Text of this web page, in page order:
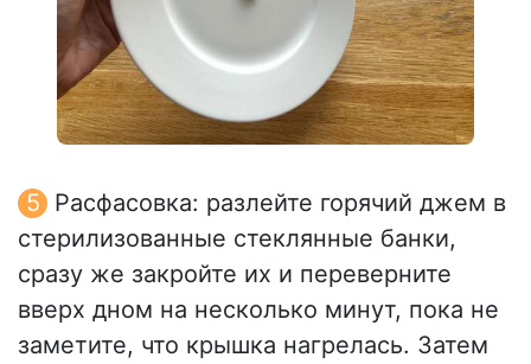
Расфасовка: разлейте горячий джем в
стерилизованные стеклянные банки,
сразу же закройте их и переверните
вверх дном на несколько минут, пока не
заметите, что крышка нагрелась. Затем